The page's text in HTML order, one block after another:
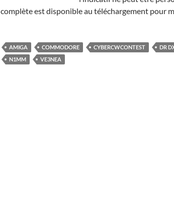
complète est disponible au téléchargement pour
AMIGA COMMODORE CYBERCWCONTEST DR
N1MM
VE3NEA